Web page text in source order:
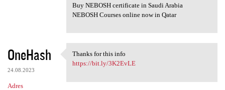
Buy NEBOSH certificate in Saudi Arabia
NEBOSH Courses online now in Qatar
OneHash
24.08.2023
Adres
Thanks for this info
Thanks for this info
https://bit.ly/3K2EvLE